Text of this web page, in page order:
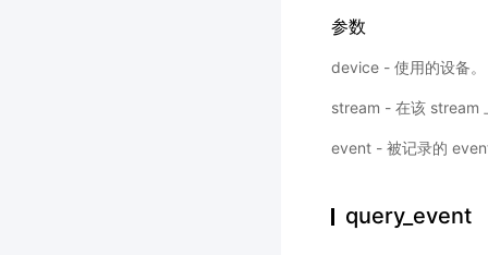
参数
device - 使用的设备。
stream - 在该 stream
event - 被记录的
query_event